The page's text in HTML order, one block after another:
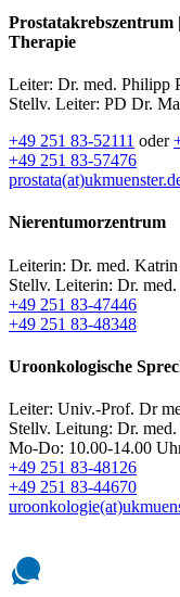
Prostatakrebszentrum
Therapie
Leiter: Dr. med. Philipp
Stellv. Leiter: PD Dr.
+49 251 83-52111 oder
+49 251 83-57476
Nierentumorzentrum
Leiterin: Dr. med.
Stellv. Leiterin: Dr.
+49 251 83-47446
+49 251 83-48348
Uroonkologische
Leiter: Univ.-Prof. Dr
Stellv. Leitung: Dr.
Mo-Do: 10.00-14.00
+49 251 83-48126
+49 251 83-44670